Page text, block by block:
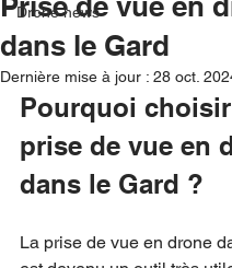
Drone news
dans le Gard
Dernière mise à jour : 28 oct.
Pourquoi
prise de vue en
dans le Gard ?
La prise de vue en drone